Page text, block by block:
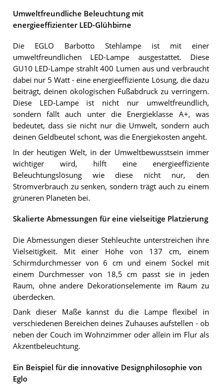
Umweltfreundliche Beleuchtung mit
energieeffizienter LED-Glühbirne
Die EGLO Barbotto Stehlampe ist mit einer
umweltfreundlichen LED-Lampe ausgestattet. Diese
GU10 LED-Lampe strahlt 400 Lumen aus und verbraucht
dabei nur 5 Watt - eine energieeffiziente Lösung, die dazu
beiträgt, deinen ökologischen Fußabdruck zu verringern.
Diese LED-Lampe ist nicht nur umweltfreundlich,
sondern fällt auch unter die Energieklasse A+, was
bedeutet, dass sie nicht nur die Umwelt, sondern auch
deinen Geldbeutel schont, was die Energiekosten angeht.
In der heutigen Welt, in der Umweltbewusstsein immer
wichtiger wird, hilft eine energieeffiziente
Beleuchtungslösung wie diese nicht nur, den
Stromverbrauch zu senken, sondern trägt auch zu einem
grüneren Planeten bei.
Skalierte Abmessungen für eine vielseitige Platzierung
Die Abmessungen dieser Stehleuchte unterstreichen ihre
Vielseitigkeit. Mit einer Höhe von 137 cm, einem
Schirmdurchmesser von 6 cm und einem Sockel mit
einem Durchmesser von 18,5 cm passt sie in jeden
Raum, ohne andere Dekorationselemente im Raum zu
überdecken.
Dank dieser Maße kannst du die Lampe flexibel in
verschiedenen Bereichen deines Zuhauses aufstellen - ob
neben der Couch im Wohnzimmer oder allein im Flur als
Akzentbeleuchtung.
Ein Beispiel für die innovative Designphilosophie von
Eglo